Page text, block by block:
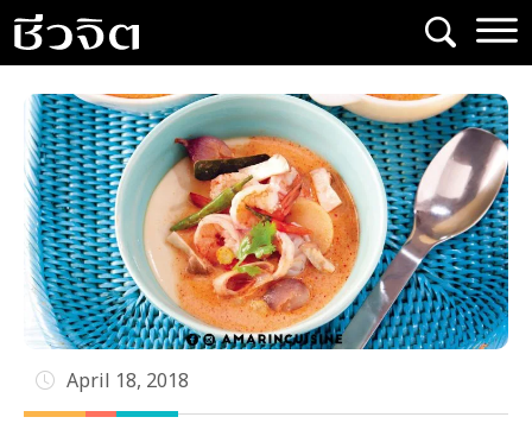
Skip
to
content
April 18, 2018